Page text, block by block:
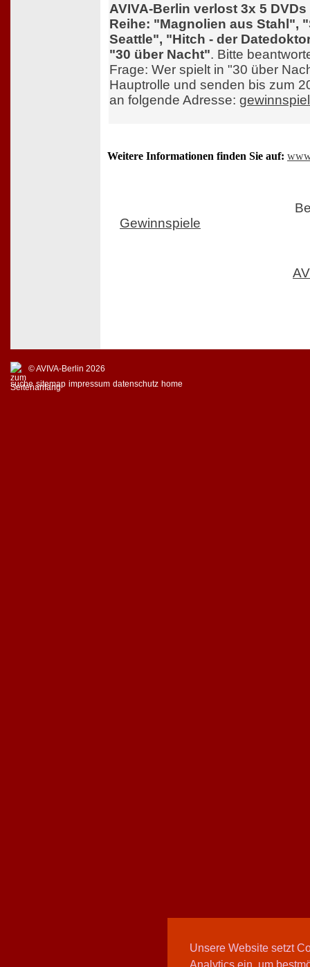
Unsere Website setzt
AVIVA-Berlin verlost 3x 5
Reihe: "Magnolien aus Stahl",
Seattle", "Hitch - der
"30 über Nacht". Bitte
Frage: Wer spielt in "30 über
Hauptrolle und senden bis zum
an folgende Adresse:
Weitere Informationen finden Sie auf:
Gewinnspiele
© AVIVA-Berlin 2026
suche sitemap impressum datenschutz home